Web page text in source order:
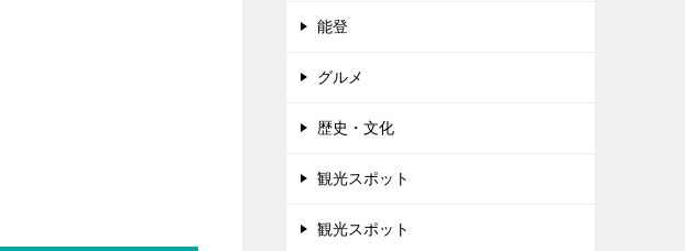
能登
グルメ
歴史・文化
観光スポット
観光スポット